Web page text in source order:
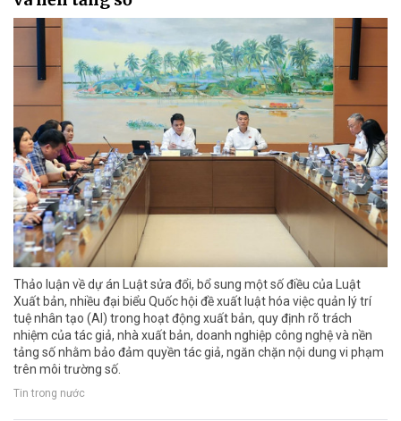
Thảo luận về dự án Luật sửa đổi, bổ sung một số điều của Luật
Xuất bản, nhiều đại biểu Quốc hội đề xuất luật hóa việc quản lý trí
tuệ nhân tạo (AI) trong hoạt động xuất bản, quy định rõ trách
nhiệm của tác giả, nhà xuất bản, doanh nghiệp công nghệ và nền
tảng số nhằm bảo đảm quyền tác giả, ngăn chặn nội dung vi phạm
trên môi trường số.
Tin trong nước